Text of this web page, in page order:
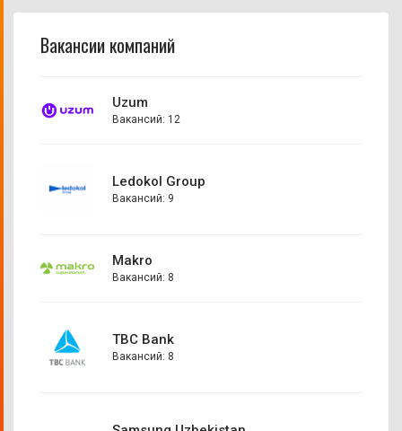
Вакансии компаний
Uzum
Вакансий: 12
Ledokol Group
Вакансий: 9
Makro
Вакансий: 8
TBC Bank
Вакансий: 8